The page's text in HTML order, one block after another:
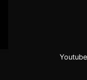
Youtube